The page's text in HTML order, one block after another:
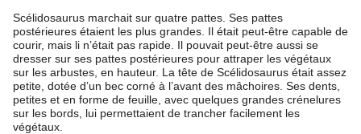
Scélidosaurus marchait sur quatre pattes. Ses pattes
postérieures étaient les plus grandes. Il était peut-être capable de
courir, mais li n’était pas rapide. Il pouvait peut-être aussi se
dresser sur ses pattes postérieures pour attraper les végétaux
sur les arbustes, en hauteur. La tête de Scélidosaurus était assez
petite, dotée d’un bec corné à l’avant des mâchoires. Ses dents,
petites et en forme de feuille, avec quelques grandes crénelures
sur les bords, lui permettaient de trancher facilement les
végétaux.